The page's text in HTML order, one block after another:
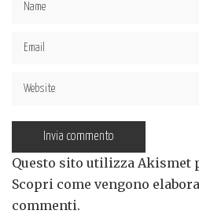
Questo sito utilizza Akismet
Scopri come vengono
commenti.